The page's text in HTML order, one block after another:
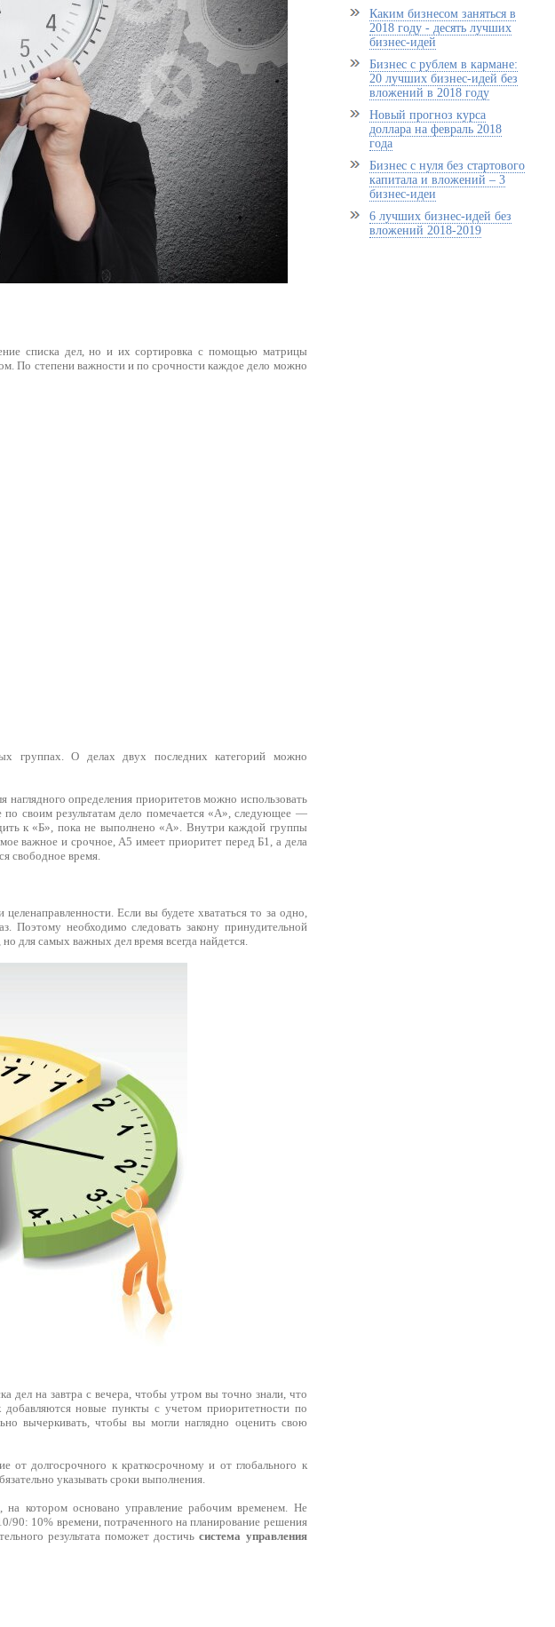
списка дел, но и их сортировка с помощью матрицы
По степени важности и по срочности каждое дело можно
группах. О делах двух последних категорий можно
наглядного определения приоритетов можно использовать
по своим результатам дело помечается «А», следующее —
к «Б», пока не выполнено «А». Внутри каждой группы
важное и срочное, А5 имеет приоритет перед Б1, а дела
свободное время.
Если вы будете хвататься то за одно,
Поэтому необходимо следовать закону принудительной
для самых важных дел время всегда найдется.
дел на завтра с вечера, чтобы утром вы точно знали, что
новые пункты с учетом приоритетности по
вычеркивать, чтобы вы могли наглядно оценить свою
от долгосрочного к краткосрочному и от глобального к
указывать сроки выполнения.
на котором основано управление рабочим временем. Не
90: 10% времени, потраченного на планирование решения
результата поможет достичьсистема управления
Каким бизнесом заняться в
2018 году - десять лучших
бизнес-идей
Бизнес с рублем в кармане:
20 лучших бизнес-идей без
вложений в 2018 году
Новый прогноз курса
доллара на февраль 2018
года
Бизнес с нуля без стартового
капитала и вложений – 3
бизнес-идеи
6 лучших бизнес-идей без
вложений 2018-2019